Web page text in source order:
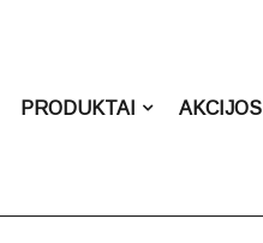
PRODUKTAI AKCIJOS